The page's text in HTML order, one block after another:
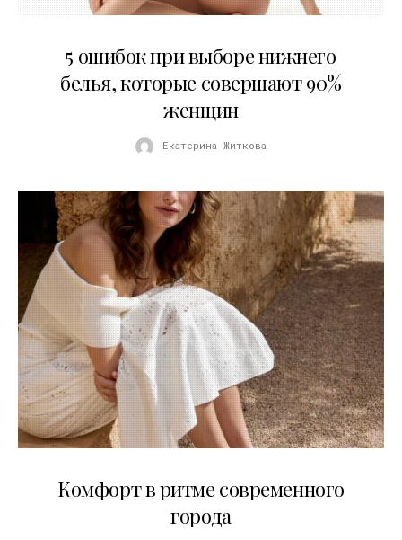
5 ошибок при выборе нижнего
белья, которые совершают 90%
женщин
Екатерина Житкова
Комфорт в ритме современного
города